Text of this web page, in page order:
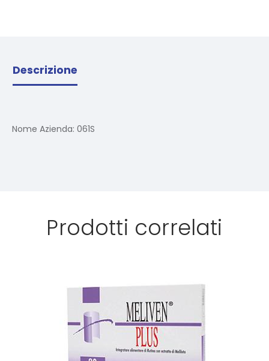
Descrizione
Nome Azienda: 061S
Prodotti correlati